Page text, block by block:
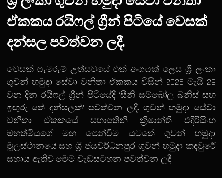
ඒකකය රයිෆල් ග්‍රීන් පිටියේ වෙසක්
දන්සල පවත්වන ලදී.
වෙසක් සැමරුම් උත්සවයේ එක් අංගයක් ලෙස ශ්‍රී ලංකා
ගුවන් හමුදා සේවා වනිතා ඒකකය විසින් 2026 මැයි 29
වන දින රයිෆල් ග්‍රීන් පිටියේදී ‘සීනි සම්බෝල බනිස් සහ
ඉඟුරු තේ දන්සලක්’ පවත්වන ලදී. ගුවන් හමුදා සේවා
වනිතා ඒකකයේ සභාපතිනි ක්‍රිෂාන්ති එදිරිසිංහ
මහත්මියගේ මඟ පෙන්වීම යටතේ ගුවන් හමුදා
මූලස්ථානයේ සහ ශ්‍රී ජයවර්ධනපුර ගුවන් හමුදා කඳවුරේ
සහාය ඇතිව මෙම වැඩසටහන පවත්වන ලදී.